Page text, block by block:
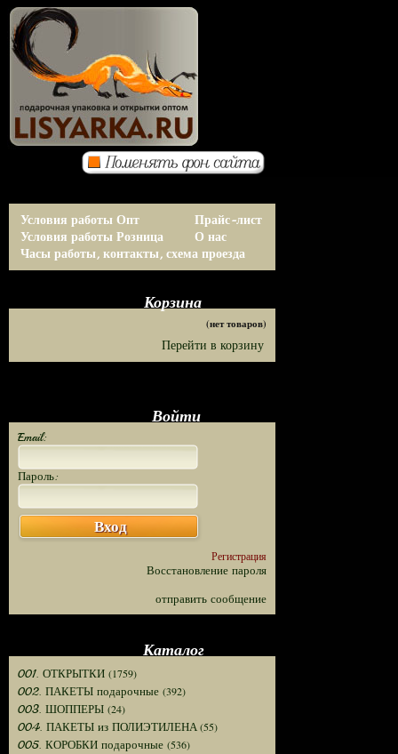
Условия работы Опт
Условия работы Розница
Прайс-лист
О нас
Часы работы, контакты, схема проезда
Корзина
(нет товаров)
Перейти в корзину
Войти
Email:
Пароль:
Вход
Регистрация
Восстановление пароля
отправить сообщение
Каталог
001. ОТКРЫТКИ (1759)
002. ПАКЕТЫ подарочные (392)
003. ШОППЕРЫ (24)
004. ПАКЕТЫ из ПОЛИЭТИЛЕНА(55)
005. КОРОБКИ подарочные (536)